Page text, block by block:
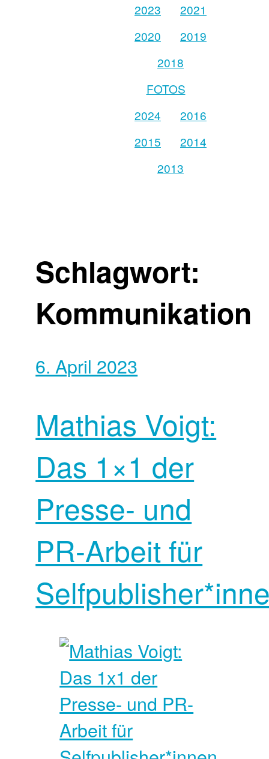
2023
2021
2020
2019
2018
FOTOS
2024
2016
2015
2014
2013
Schlagwort:
Kommunikation
6. April 2023
Mathias Voigt:
Das 1×1 der
Presse- und
PR-Arbeit für